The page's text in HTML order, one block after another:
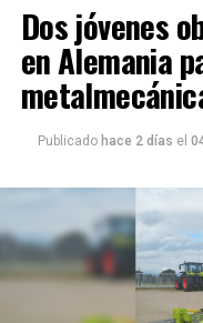
Según confirmó el
solo fueron
cultivosintegrados
maíz, porotos y otros
comunidad.
De esta manera, los
biodiversidad podrán
Quemado II, quienes
manera armónica con
principales
Dos jóvenes
en Alemania
Publicado hace 2 días el